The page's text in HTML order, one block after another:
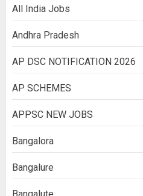
All India Jobs
Andhra Pradesh
AP DSC NOTIFICATION 2026
AP SCHEMES
APPSC NEW JOBS
Bangalora
Bangalure